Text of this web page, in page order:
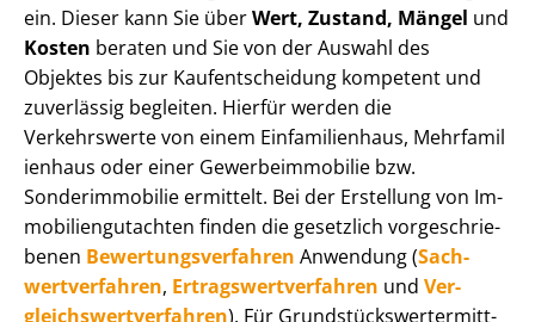
ein. Dieser kann Sie überWert, Zustand, Mängel und
Kosten beraten und Sie von der Auswahl des
Objektes bis zur Kauf­ent­schei­dung kompetent und
zuverlässig begleiten. Hierfür werden die
Verkehrswerte von einem Einfamilienhaus, Mehr­fa­mi­l
i­en­haus oder einer Ge­wer­be­im­mo­bi­lie bzw.
Sonderimmobilie ermittelt. Bei der Erstellung von Im­
mo­bi­li­en­gut­ach­ten finden die gesetzlich vor­ge­schrie­
be­nen Be­wer­tungs­ver­fah­ren Anwendung (Sach­
wert­ver­fah­ren, Er­trags­wert­ver­fah­ren und Ver­
gleichs­wert­ver­fah­ren). Für Grund­stücks­wert­ermitt­